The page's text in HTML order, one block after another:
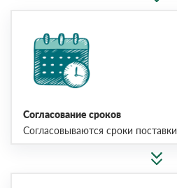
Согласование сроков
Согласовываются сроки поставки